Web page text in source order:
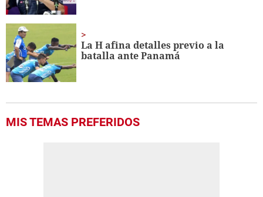
La H afina detalles previo a la
batalla ante Panamá
MIS TEMAS PREFERIDOS